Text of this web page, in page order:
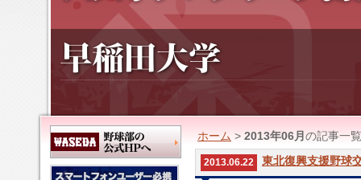
ホーム > 2013年06月 の記事一覧
2013.06.22 東北復興支援野球